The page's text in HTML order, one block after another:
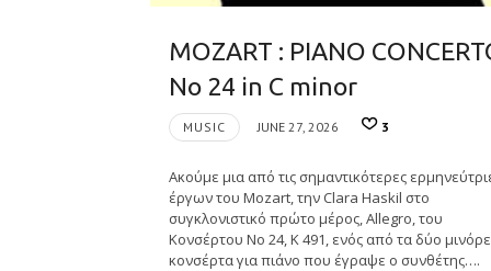
MOZART : PIANO
No 24 in C minor
MUSIC JUNE 27, 2026 3
Ακούμε μια από τις σημαντικότερες
έργων του Mozart, την Clara Haskil στο
συγκλονιστικό πρώτο μέρος, Allegro, του
Κονσέρτου Νο 24, Κ 491, ενός από τα δύο μινόρε
κονσέρτα για πιάνο που έγραψε ο συνθέτης….